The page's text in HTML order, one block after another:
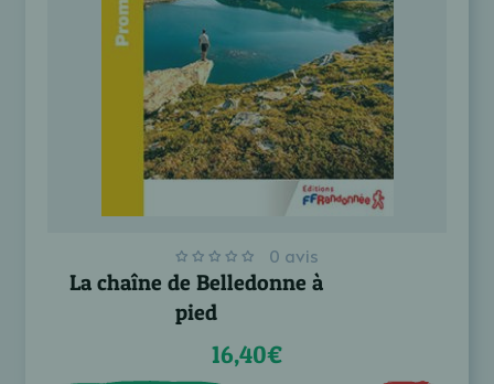
0 avis
La chaîne de Belledonne à
pied
16,40€